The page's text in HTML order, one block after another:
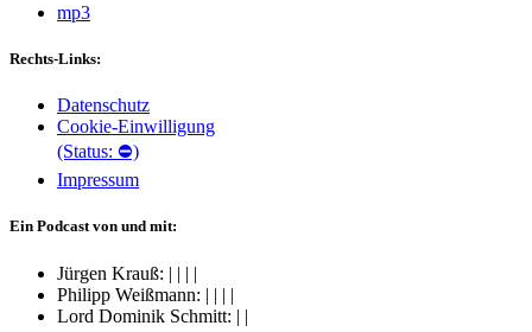
mp3
Rechts-Links:
Datenschutz
Cookie-Einwilligung
(Status: ⛔)
Impressum
Ein Podcast von und mit:
Jürgen Krauß: | | | |
Philipp Weißmann: | | | |
Lord Dominik Schmitt: | |